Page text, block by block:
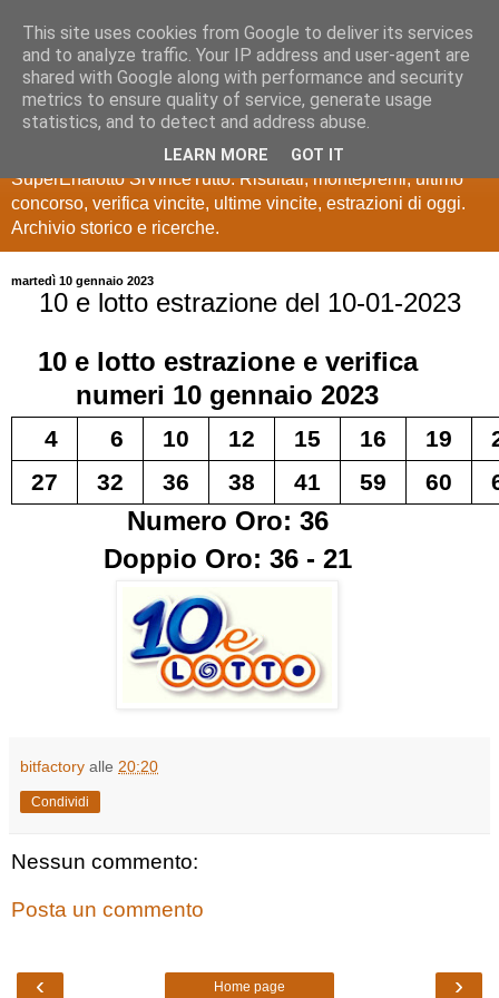
Estrazioni Lotto
SuperEnalotto
Ultime estrazioni di Lotto, SuperEnalotto, 10 e lotto,
SuperEnalotto SiVinceTutto. Risultati, montepremi, ultimo
concorso, verifica vincite, ultime vincite, estrazioni di oggi.
Archivio storico e ricerche.
martedì 10 gennaio 2023
10 e lotto estrazione del 10-01-2023
10 e lotto estrazione e verifica
numeri 10 gennaio 2023
4 6 10 12 15 16 19
27
32 36 38 41 59 60
Numero Oro: 36
Doppio Oro: 36 - 21
bitfactory alle 20:20
Condividi
Nessun commento:
Posta un commento
‹ ›
Home page
This site uses cookies from Google to deliver its services
and to analyze traffic. Your IP address and user-agent are
shared with Google along with performance and security
metrics to ensure quality of service, generate usage
statistics, and to detect and address abuse.
LEARN MORE GOT IT